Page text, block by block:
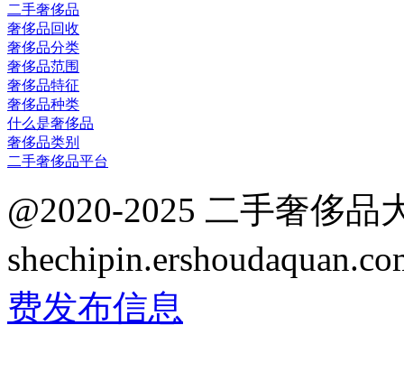
二手奢侈品
奢侈品回收
奢侈品分类
奢侈品范围
奢侈品特征
奢侈品种类
什么是奢侈品
奢侈品类别
二手奢侈品平台
@2020-2025 二手奢侈品
费发布信息